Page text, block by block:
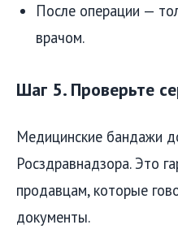
После операции —
врачом.
Шаг 5. Проверьте
Медицинские бандажи
Росздравнадзора. Это
продавцам, которые
документы.